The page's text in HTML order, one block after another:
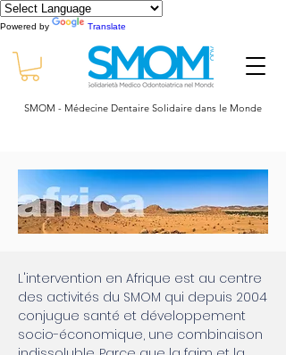
Powered by Translate
SMOM - Médecine Dentaire Solidaire dans le Monde
L'intervention en Afrique est au centre
des activités du SMOM qui depuis 2004
conjugue santé et développement
socio-économique, une combinaison